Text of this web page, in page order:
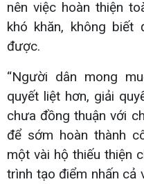
nên việc hoàn thiện
khó khăn, không biết
được.
“Người dân mong
quyết liệt hơn, giải
chưa đồng thuận với
để sớm hoàn thành
một vài hộ thiếu thiện
trình tạo điểm nhấn cả